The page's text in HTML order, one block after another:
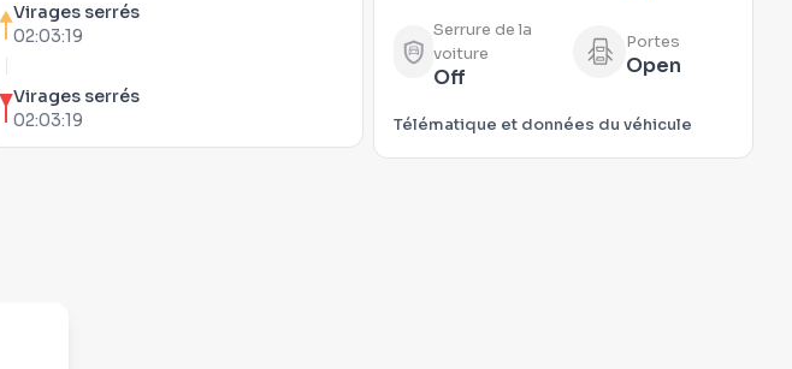
Virages serrés
02:03:19
Virages serrés
02:03:19
Serrure de la
voiture
Off
Portes
Open
Télématique et données du véhicule